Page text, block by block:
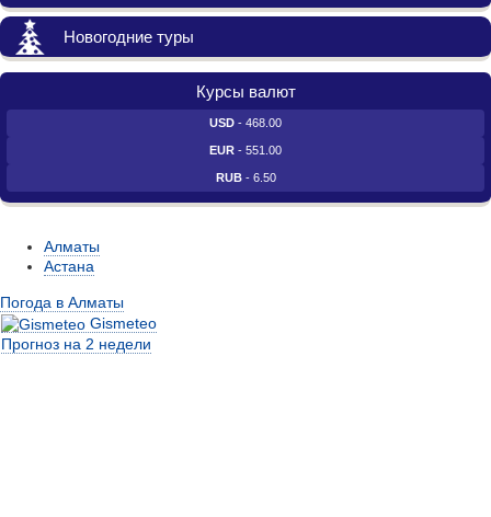
Новогодние туры
Курсы валют
USD - 468.00
EUR - 551.00
RUB- 6.50
Алматы
Астана
Погода в Алматы
Gismeteo
Прогноз на 2 недели